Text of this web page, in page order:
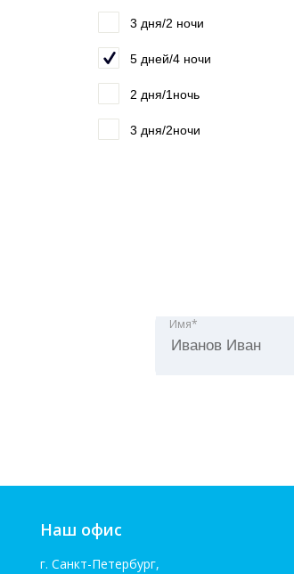
3 дня/2 ночи
5 дней/4 ночи
2 дня/1ночь
3 дня/2ночи
Имя*
Наш офис
г. Санкт-Петербург,